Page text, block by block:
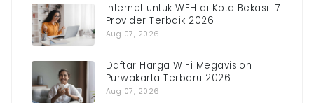
Internet untuk WFH di Kota Bekasi: 7
Provider Terbaik 2026
Aug 07, 2026
Daftar Harga WiFi Megavision
Purwakarta Terbaru 2026
Aug 07, 2026